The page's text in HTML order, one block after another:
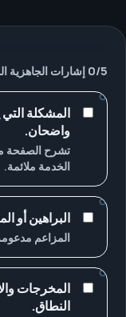
0/5 إشارات الجاهزية
المشكلة
واضحان.
تشرح الصفحة
الخدمة ملائمة.
البراهين أو
المزاعم
المخرجات
النطاق.